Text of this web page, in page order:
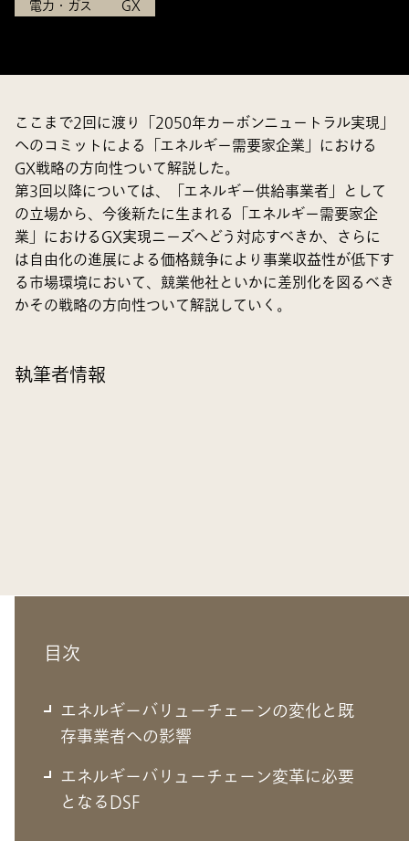
電力・ガス GX
ここまで2回に渡り「2050年カーボンニュートラル実現」
へのコミットによる「エネルギー需要家企業」における
GX戦略の方向性ついて解説した。
第3回以降については、「エネルギー供給事業者」として
の立場から、今後新たに生まれる「エネルギー需要家企
業」におけるGX実現ニーズへどう対応すべきか、さらに
は自由化の進展による価格競争により事業収益性が低下す
る市場環境において、競業他社といかに差別化を図るべき
かその戦略の方向性ついて解説していく。
執筆者情報
目次
エネルギーバリューチェーンの変化と既
存事業者への影響
エネルギーバリューチェーン変革に必要
となるDSF
エネルギーバリューチェーンの変化と
既存事業者への影響